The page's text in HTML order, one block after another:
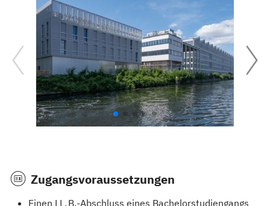
Zugangsvoraussetzungen
Einen LL. B.-Abschluss eines Bachelorstudiengangs